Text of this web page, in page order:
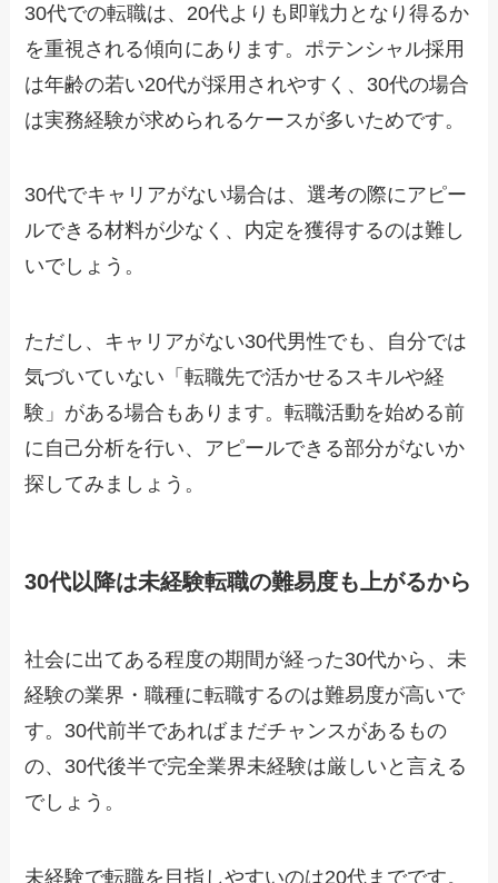
30代での転職は、20代よりも即戦力となり得るか
を重視される傾向にあります。ポテンシャル採用
は年齢の若い20代が採用されやすく、30代の場合
は実務経験が求められるケースが多いためです。
30代でキャリアがない場合は、選考の際にアピー
ルできる材料が少なく、内定を獲得するのは難し
いでしょう。
ただし、キャリアがない30代男性でも、自分では
気づいていない「転職先で活かせるスキルや経
験」がある場合もあります。転職活動を始める前
に自己分析を行い、アピールできる部分がないか
探してみましょう。
30代以降は未経験転職の難易度も上がるから
社会に出てある程度の期間が経った30代から、未
経験の業界・職種に転職するのは難易度が高いで
す。30代前半であればまだチャンスがあるもの
の、30代後半で完全業界未経験は厳しいと言える
でしょう。
未経験で転職を目指しやすいのは20代までです。